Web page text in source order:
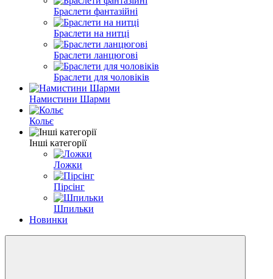
Браслети фантазійні
Браслети на нитці
Браслети ланцюгові
Браслети для чоловіків
Намистини Шарми
Кольє
Інші категорії
Ложки
Пірсінг
Шпильки
Новинки